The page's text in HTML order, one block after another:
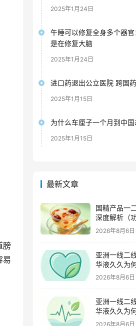
膀
易
2025年1月24日
午睡可以修复全身多个器
是在修复大脑
2025年1月24日
进口药退出公立医院 跨国
2025年1月15日
为什么车厘子一个月到中
2025年1月15日
最新文章
国精产品一
深度解析（
用肤质全指南
2026年8月6日
亚洲一线二
华液久久为
（过度使用
2026年8月6日
亚洲一线二
华液久久为
（激素变化
2026年8月6日